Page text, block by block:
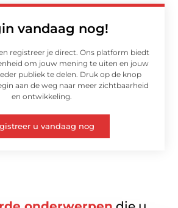
vandaag nog!
registreer je direct. Ons platform biedt
om jouw mening te uiten en jouw
publiek te delen. Druk op de knop
aan de weg naar meer zichtbaarheid
en ontwikkeling.
u vandaag nog